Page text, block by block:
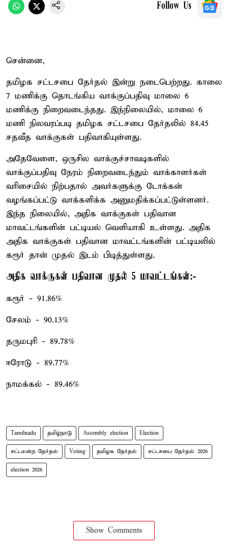
Follow Us
சென்னை,
தமிழக சட்டசபை தேர்தல் இன்று நடைபெற்றது. காலை
7 மணிக்கு தொடங்கிய வாக்குப்பதிவு மாலை 6
மணிக்கு நிறைவடைந்தது. இந்நிலையில், மாலை 6
மணி நிலவரப்படி தமிழக சட்டசபை தேர்தலில் 84.45
சதவீத வாக்குகள் பதிவாகியுள்ளது.
அதேவேளை, ஒருசில வாக்குச்சாவடிகளில்
வாக்குப்பதிவு நேரம் நிறைவடைந்தும் வாக்காளர்கள்
வரிசையில் நிற்பதால் அவர்களுக்கு டோக்கன்
வழங்கப்பட்டு வாக்களிக்க அனுமதிக்கப்பட்டுள்ளனர்.
இந்த நிலையில், அதிக வாக்குகள் பதிவான
மாவட்டங்களின் பட்டியல் வெளியாகி உள்ளது. அதிக
அதிக வாக்குகள் பதிவான மாவட்டங்களின் பட்டியலில்
கரூர் தான் முதல் இடம் பிடித்துள்ளது.
அதிக வாக்குகள் பதிவான முதல் 5 மாவட்டங்கள்:-
கரூர் - 91.86%
சேலம் - 90.13%
தருமபுரி - 89.78%
ஈரோடு - 89.77%
நாமக்கல் - 89.46%
Tamilnadu தமிழ்நாடு Assembly election Election
சட்டமன்ற தேர்தல் Voting தமிழக தேர்தல் சட்டசபை தேர்தல் 2026
election 2026
Show Comments